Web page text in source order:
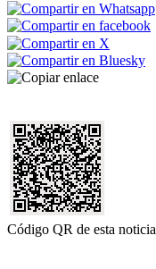
Código QR de esta noticia